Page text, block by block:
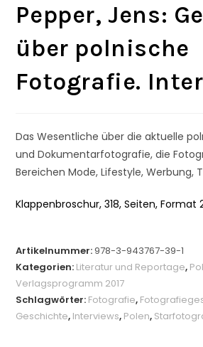
Pepper, Jens:
über polnische
Fotografie.
Das Wesentliche über die aktuelle
und Dokumentarfotografie, die
Bereichen Mode, Lifestyle, Werbung,
Klappenbroschur, 318, Seiten, Format
Artikelnummer:978-3-943767-39-1
Kategorien: Literatur und Reportage,
Verlagsprogramm 2017
Schlagwörter: Fotografie,
Geschichte, Interviews, Polen,